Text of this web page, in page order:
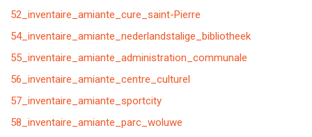
52_inventaire_amiante_cure_saint-Pierre
54_inventaire_amiante_nederlandstalige_bibliotheek
55_inventaire_amiante_administration_communale
56_inventaire_amiante_centre_culturel
57_inventaire_amiante_sportcity
58_inventaire_amiante_parc_woluwe